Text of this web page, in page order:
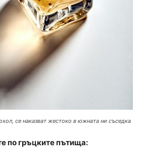
се наказват жестоко в южната ни съседка
по гръцките пътища: